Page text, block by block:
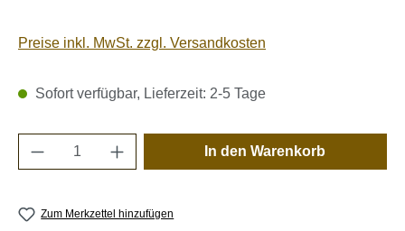
Preise inkl. MwSt. zzgl. Versandkosten
Sofort verfügbar, Lieferzeit: 2-5 Tage
Produkt Anzahl: Gib den gewünschten
In den Warenkorb
Zum Merkzettel hinzufügen